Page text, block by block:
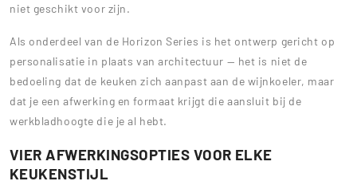
niet geschikt voor zijn.
Als onderdeel van de Horizon Series is het ontwerp gericht op
personalisatie in plaats van architectuur — het is niet de
bedoeling dat de keuken zich aanpast aan de wijnkoeler, maar
dat je een afwerking en formaat krijgt die aansluit bij de
werkbladhoogte die je al hebt.
VIER AFWERKINGSOPTIES VOOR ELKE
KEUKENSTIJL